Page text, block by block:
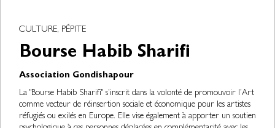
CULTURE, PÉPITE
Bourse Habib Sharifi
Association Gondishapour
La "Bourse Habib Sharifi" s’inscrit dans la volonté de promouvoir l’Art
comme vecteur de réinsertion sociale et économique pour les artistes
réfugiés ou exilés en Europe. Elle vise également à apporter un soutien